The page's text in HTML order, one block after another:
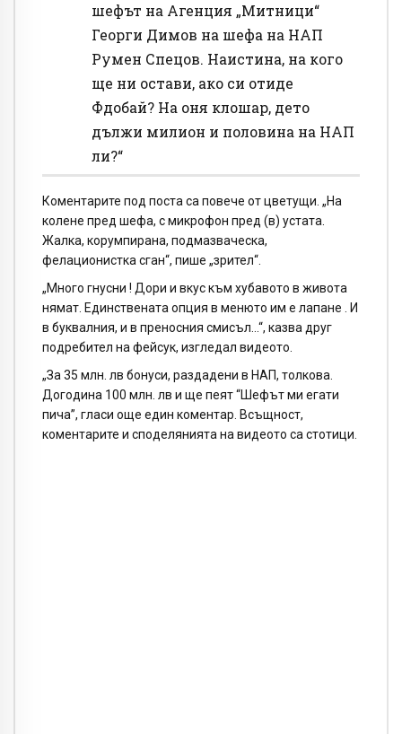
шефът на Агенция „Митници“
Георги Димов на шефа на НАП
Румен Спецов. Наистина, на кого
ще ни остави, ако си отиде
Фдобай? На оня клошар, дето
дължи милион и половина на НАП
ли?“
Коментарите под поста са повече от цветущи. „На
колене пред шефа, с микрофон пред (в) устата.
Жалка, корумпирана, подмазваческа,
фелационистка сган“, пише „зрител“.
„Много гнусни ! Дори и вкус към хубавото в живота
нямат. Единствената опция в менюто им е лапане . И
в буквалния, и в преносния смисъл…“, казва друг
подребител на фейсук, изгледал видеото.
„За 35 млн. лв бонуси, раздадени в НАП, толкова.
Догодина 100 млн. лв и ще пеят “Шефът ми егати
пича”, гласи още един коментар. Всъщност,
коментарите и споделянията на видеото са стотици.